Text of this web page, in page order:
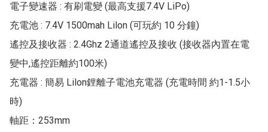
電子變速器 : 有刷電變 (最高支援7.4V LiPo)
充電池 : 7.4V 1500mah Lilon (可玩約 10 分鐘)
遙控及接收器 : 2.4Ghz 2通道遙控及接收 (接收器內置在電
變中,遙控距離約100米)
充電器 : 簡易 Lilon鋰離子電池充電器 (充電時間 約1-1.5小
時)
軸距：253mm